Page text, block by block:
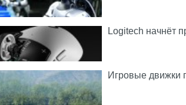
Logitech начнёт
Игровые движки